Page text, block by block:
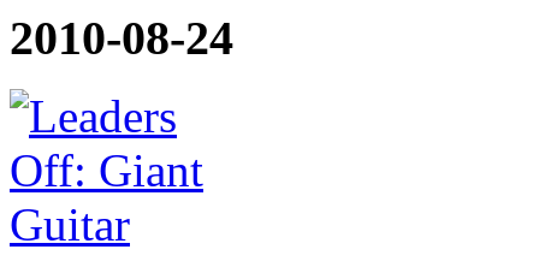
2010-08-24